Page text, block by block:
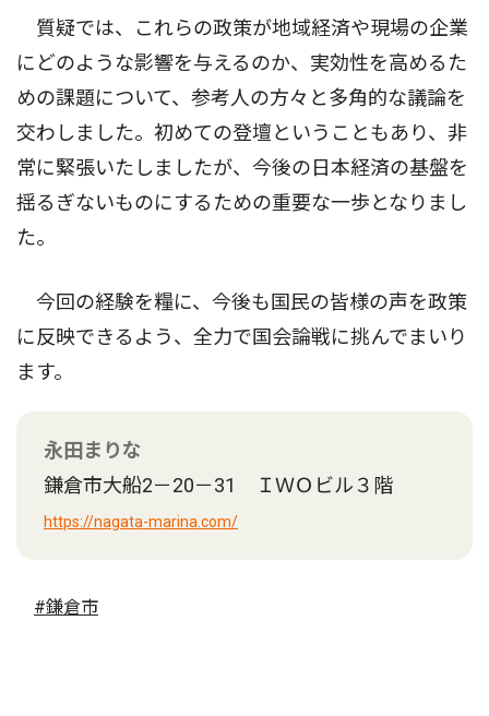
質疑では、これらの政策が地域経済や現場の企業
にどのような影響を与えるのか、実効性を高めるた
めの課題について、参考人の方々と多角的な議論を
交わしました。初めての登壇ということもあり、非
常に緊張いたしましたが、今後の日本経済の基盤を
揺るぎないものにするための重要な一歩となりまし
た。
今回の経験を糧に、今後も国民の皆様の声を政策
に反映できるよう、全力で国会論戦に挑んでまいり
ます。
永田まりな
鎌倉市大船2－20－31 ＩＷＯビル３階
https://nagata-marina.com/
#鎌倉市